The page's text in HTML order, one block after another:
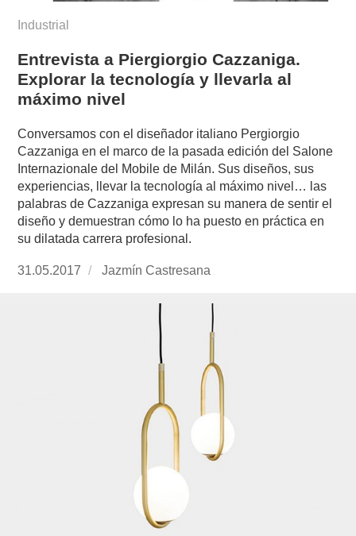
Industrial
Entrevista a Piergiorgio Cazzaniga.
Explorar la tecnología y llevarla al
máximo nivel
Conversamos con el diseñador italiano Pergiorgio
Cazzaniga en el marco de la pasada edición del Salone
Internazionale del Mobile de Milán. Sus diseños, sus
experiencias, llevar la tecnología al máximo nivel… las
palabras de Cazzaniga expresan su manera de sentir el
diseño y demuestran cómo lo ha puesto en práctica en
su dilatada carrera profesional.
Publicado
31.05.2017
https://www.experimenta.es/author/jazmin-
Jazmín Castresana